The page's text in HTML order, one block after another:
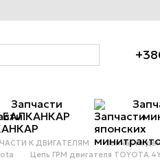
Запчасти
БАЛКАНКАР
К ДВИГАТЕЛЯМ Запчасти
Цепь ГРМ двигателя TOYOTA